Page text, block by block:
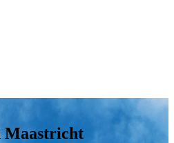
Maastricht